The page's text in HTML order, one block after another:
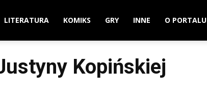
LITERATURA KOMIKS GRY INNE O PORTALU
Kopińskiej